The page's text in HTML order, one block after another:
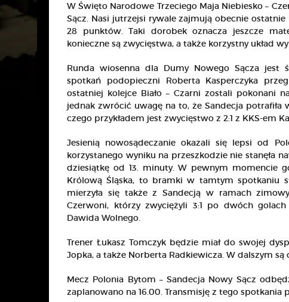
W Święto Narodowe Trzeciego Maja Niebiesko –
Sącz. Nasi jutrzejsi rywale zajmują obecnie
28 punktów. Taki dorobek oznacza jeszcze
konieczne są zwycięstwa, a także korzystny układ
Runda wiosenna dla Dumy Nowego Sącza jest
spotkań podopieczni Roberta Kasperczyka
ostatniej kolejce Biało – Czarni zostali pokonani
jednak zwrócić uwagę na to, że Sandecja
czego przykładem jest zwycięstwo z 2:1 z KKS-em
Jesienią nowosądeczanie okazali się lepsi od
korzystanego wyniku na przeszkodzie nie stanęła
dziesiątkę od 13. minuty. W pewnym momencie
Królową Śląska, to bramki w tamtym spotkaniu
mierzyła się także z Sandecją w ramach
Czerwoni, którzy zwyciężyli 3:1 po dwóch
Dawida Wolnego.
Trener Łukasz Tomczyk będzie miał do swojej
Jopka, a także Norberta Radkiewicza. W dalszym
Mecz Polonia Bytom – Sandecja Nowy Sącz
zaplanowano na 16.00. Transmisję z tego spotkania